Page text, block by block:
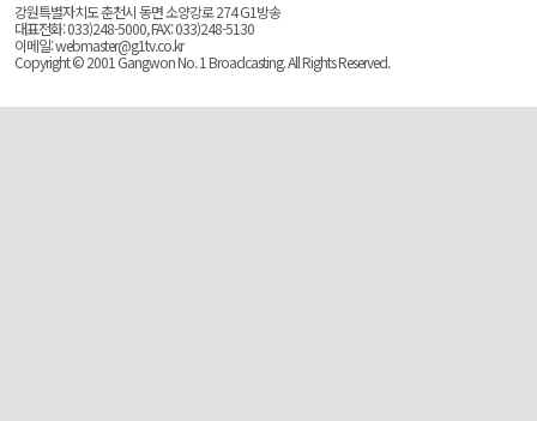
강원특별자치도 춘천시 동면 소양강로 274 G1방송
대표전화: 033)248-5000, FAX: 033)248-5130
이메일: webmaster@g1tv.co.kr
Copyright © 2001 Gangwon No. 1 Broadcasting. All Rights Reserved.